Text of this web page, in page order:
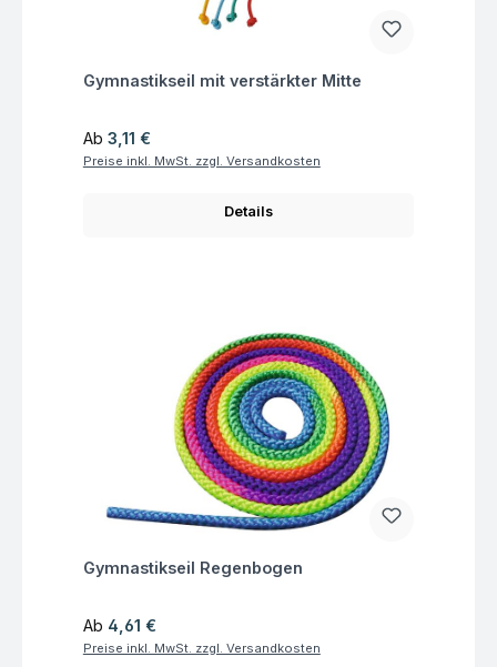
Fragen zum Artikel
Gymnastikseil mit verstärkter Mitte
Regulärer Preis:
Ab 3,11 €
Preise inkl. MwSt. zzgl. Versandkosten
Details
Fragen zum Artikel
Gymnastikseil Regenbogen
Regulärer Preis:
Ab 4,61 €
Preise inkl. MwSt. zzgl. Versandkosten